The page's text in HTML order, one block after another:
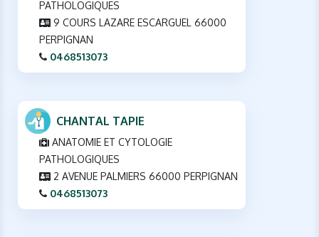
PATHOLOGIQUES
9 COURS LAZARE ESCARGUEL 66000
PERPIGNAN
0468513073
CHANTAL TAPIE
ANATOMIE ET CYTOLOGIE
PATHOLOGIQUES
2 AVENUE PALMIERS 66000 PERPIGNAN
0468513073